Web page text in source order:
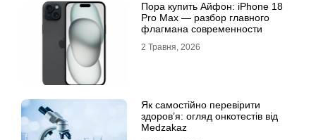
Пора купить Айфон: iPhone 18
Pro Max — разбор главного
флагмана современности
2 Травня, 2026
Як самостійно перевірити
здоров’я: огляд онкотестів від
Medzakaz